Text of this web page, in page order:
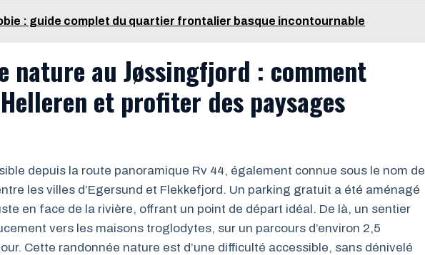
: guide complet du quartier frontalier basque incontournable
nature au Jøssingfjord : comment
et profiter des paysages
depuis la route panoramique Rv 44, également connue sous le nom de
les villes d’Egersund et Flekkefjord. Un parking gratuit a été aménagé
en face de la rivière, offrant un point de départ idéal. De là, un sentier
vers les maisons troglodytes, sur un parcours d’environ 2,5
Cette randonnée nature est d’une difficulté accessible, sans dénivelé